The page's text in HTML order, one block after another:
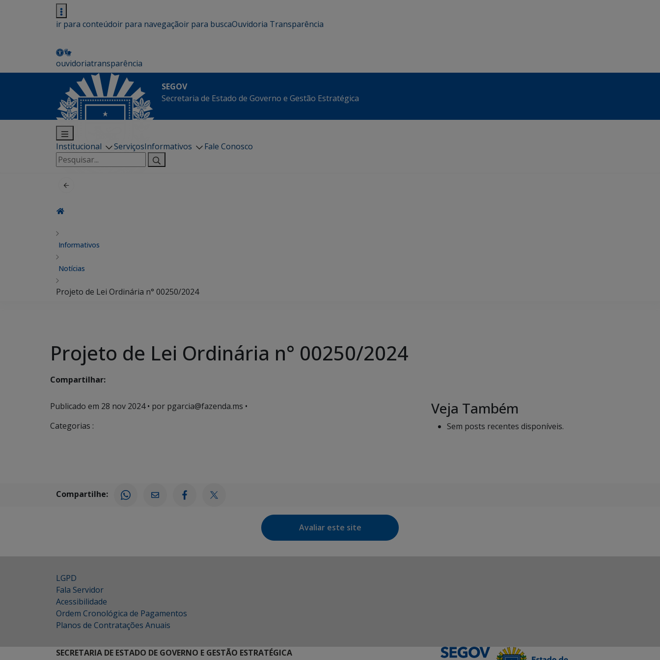
ir para conteúdoir para navegaçãoir para buscaOuvidoria Transparência
ouvidoriatransparência
SEGOV
Secretaria de Estado de Governo e Gestão Estratégica
Institucional ServiçosInformativos
Fale Conosco
Pesquisar
por:
Informativos
Notícias
Projeto de Lei Ordinária n° 00250/2024
Projeto de Lei Ordinária n° 00250/2024
Compartilhar:
Publicado em 28 nov 2024• por pgarcia@fazenda.ms •
Categorias :
Veja Também
Sem posts recentes disponíveis.
Compartilhe:
Avaliar este site
LGPD
Fala Servidor
Acessibilidade
Ordem Cronológica de Pagamentos
Planos de Contratações Anuais
SECRETARIA DE ESTADO DE GOVERNO E GESTÃO ESTRATÉGICA